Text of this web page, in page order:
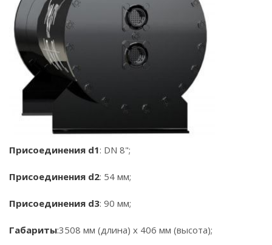
Присоединения d1: DN 8";
Присоединения d2: 54 мм;
Присоединения d3: 90 мм;
Габариты:3508 мм (длина) х 406 мм (высота);